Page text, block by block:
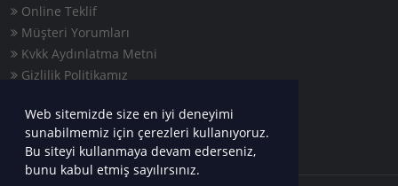
Web sitemizde size en iyi deneyimi
sunabilmemiz için çerezleri kullanıyoruz.
Bu siteyi kullanmaya devam ederseniz,
bunu kabul etmiş sayılırsınız.
Online Teklif
Müşteri Yorumları
Kvkk Aydınlatma Metni
Gizlilik Politikamız